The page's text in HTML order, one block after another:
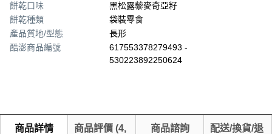
餅乾口味
黑松露藜麥奇亞籽
餅乾種類
袋裝零食
產品質地/型態
長形
酷澎商品編號
617553378279493 -
530223892250624
商品詳情 商品評價 (4,
商品諮詢
配送/換貨/退